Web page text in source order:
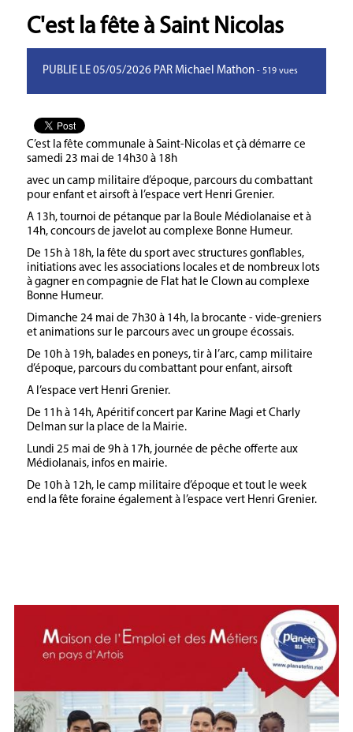
C'est la fête à Saint Nicolas
PUBLIE LE 05/05/2026 PAR Michael Mathon - 519 vues
C’est la fête communale à Saint-Nicolas et çà démarre ce
samedi 23 mai de 14h30 à 18h
avec un camp militaire d’époque, parcours du combattant
pour enfant et airsoft à l’espace vert Henri Grenier.
A 13h, tournoi de pétanque par la Boule Médiolanaise et à
14h, concours de javelot au complexe Bonne Humeur.
De 15h à 18h, la fête du sport avec structures gonflables,
initiations avec les associations locales et de nombreux lots
à gagner en compagnie de Flat hat le Clown au complexe
Bonne Humeur.
Dimanche 24 mai de 7h30 à 14h, la brocante - vide-greniers
et animations sur le parcours avec un groupe écossais.
De 10h à 19h, balades en poneys, tir à l’arc, camp militaire
d’époque, parcours du combattant pour enfant, airsoft
A l’espace vert Henri Grenier.
De 11h à 14h, Apéritif concert par Karine Magi et Charly
Delman sur la place de la Mairie.
Lundi 25 mai de 9h à 17h, journée de pêche offerte aux
Médiolanais, infos en mairie.
De 10h à 12h, le camp militaire d’époque et tout le week
end la fête foraine également à l’espace vert Henri Grenier.